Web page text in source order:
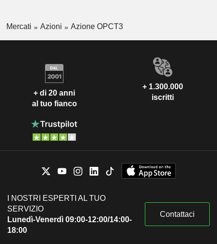
Mercati Azioni Azione OPCT3
+ di 20 anni
al tuo fianco
+ 1.300.000
iscritti
I NOSTRI ESPERTI AL TUO
SERVIZIO
Lunedì-Venerdì 09:00-12:00/14:00-
18:00
Contattaci